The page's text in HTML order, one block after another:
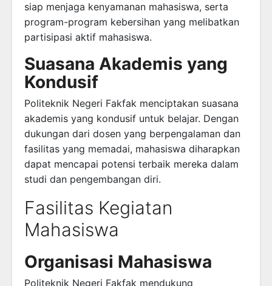
siap menjaga kenyamanan mahasiswa, serta
program-program kebersihan yang melibatkan
partisipasi aktif mahasiswa.
Suasana Akademis yang
Kondusif
Politeknik Negeri Fakfak menciptakan suasana
akademis yang kondusif untuk belajar. Dengan
dukungan dari dosen yang berpengalaman dan
fasilitas yang memadai, mahasiswa diharapkan
dapat mencapai potensi terbaik mereka dalam
studi dan pengembangan diri.
Fasilitas Kegiatan
Mahasiswa
Organisasi Mahasiswa
Politeknik Negeri Fakfak mendukung